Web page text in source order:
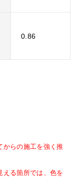
0.86
からの施工を強く推
える箇所では、色を